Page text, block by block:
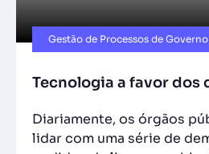
Gestão de Processos de Governo
Tecnologia a favor dos
Diariamente, os órgãos
lidar com uma série de